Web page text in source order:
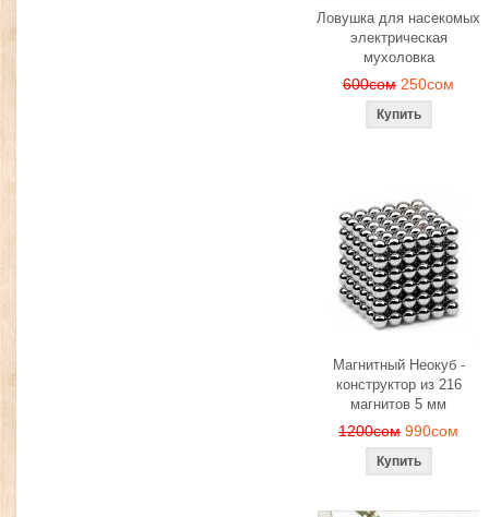
Ловушка для насекомых
электрическая
мухоловка
600сом 250сом
Магнитный Неокуб -
конструктор из 216
магнитов 5 мм
1200сом 990сом